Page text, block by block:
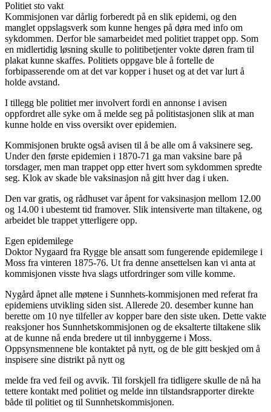
Politiet sto vakt
Kommisjonen var dårlig forberedt på en slik epidemi, og den
manglet oppslagsverk som kunne henges på døra med info om
sykdommen. Derfor ble samarbeidet med politiet trappet opp. Som
en midlertidig løsning skulle to politibetjenter vokte døren fram til
plakat kunne skaffes. Politiets oppgave ble å fortelle de
forbipasserende om at det var kopper i huset og at det var lurt å
holde avstand.
I tillegg ble politiet mer involvert fordi en annonse i avisen
oppfordret alle syke om å melde seg på politistasjonen slik at man
kunne holde en viss oversikt over epidemien.
Kommisjonen brukte også avisen til å be alle om å vaksinere seg.
Under den første epidemien i 1870-71 ga man vaksine bare på
torsdager, men man trappet opp etter hvert som sykdommen spredte
seg. Klok av skade ble vaksinasjon nå gitt hver dag i uken.
Den var gratis, og rådhuset var åpent for vaksinasjon mellom 12.00
og 14.00 i ubestemt tid framover. Slik intensiverte man tiltakene, og
arbeidet ble trappet ytterligere opp.
Egen epidemilege
Doktor Nygaard fra Rygge ble ansatt som fungerende epidemilege i
Moss fra vinteren 1875-76. Ut fra denne ansettelsen kan vi anta at
kommisjonen visste hva slags utfordringer som ville komme.
Nygård åpnet alle møtene i Sunnhets-kommisjonen med referat fra
epidemiens utvikling siden sist. Allerede 20. desember kunne han
berette om 10 nye tilfeller av kopper bare den siste uken. Dette vakte
reaksjoner hos Sunnhetskommisjonen og de eksalterte tiltakene slik
at de kunne nå enda bredere ut til innbyggerne i Moss.
Oppsynsmennene ble kontaktet på nytt, og de ble gitt beskjed om å
inspisere sine distrikt på nytt og
melde fra ved feil og avvik. Til forskjell fra tidligere skulle de nå ha
tettere kontakt med politiet og melde inn tilstandsrapporter direkte
både til politiet og til Sunnhetskommisjonen.